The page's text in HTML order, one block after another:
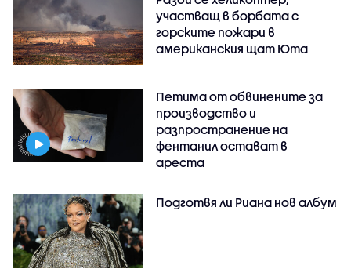
участващ в борбата с
горските пожари в
американския щат Юта
Петима от обвинените за
производство и
разпространение на
фентанил остават в
ареста
Подготвя ли Риана нов албум